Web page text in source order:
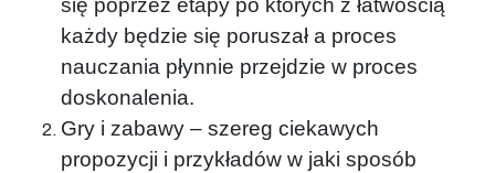
się poprzez etapy po których z łatwością
każdy będzie się poruszał a proces
nauczania płynnie przejdzie w proces
doskonalenia.
Gry i zabawy – szereg ciekawych
propozycji i przykładów w jaki sposób